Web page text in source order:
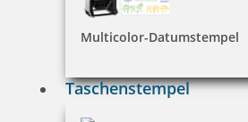
Multicolor-Datumstempel
Taschenstempel
Jetzt gestalten